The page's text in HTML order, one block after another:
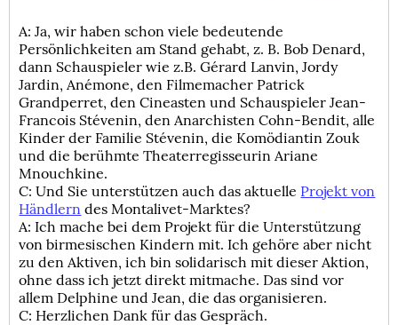
A: Ja, wir haben schon viele bedeutende
Persönlichkeiten am Stand gehabt, z. B. Bob Denard,
dann Schauspieler wie z.B. Gérard Lanvin, Jordy
Jardin, Anémone, den Filmemacher Patrick
Grandperret, den Cineasten und Schauspieler Jean-
Francois Stévenin, den Anarchisten Cohn-Bendit, alle
Kinder der Familie Stévenin, die Komödiantin Zouk
und die berühmte Theaterregisseurin Ariane
Mnouchkine.
C: Und Sie unterstützen auch das aktuelle Projekt von
Händlern des Montalivet-Marktes?
A: Ich mache bei dem Projekt für die Unterstützung
von birmesischen Kindern mit. Ich gehöre aber nicht
zu den Aktiven, ich bin solidarisch mit dieser Aktion,
ohne dass ich jetzt direkt mitmache. Das sind vor
allem Delphine und Jean, die das organisieren.
C: Herzlichen Dank für das Gespräch.